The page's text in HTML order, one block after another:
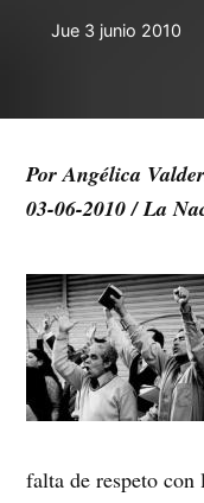
Jue 3 junio 2010
Por Angélica
03-06-2010 / La
falta de respeto